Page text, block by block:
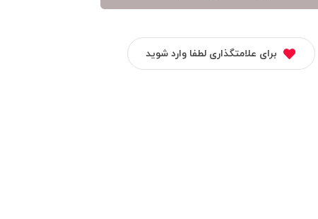
برای علامتگذاری لطفا وارد شوید